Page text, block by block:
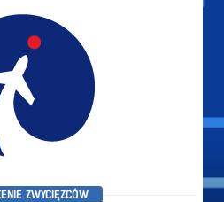
ZWYCIĘZCÓW